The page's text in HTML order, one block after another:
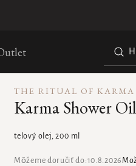
THE RITUAL OF KARMA
Karma Shower Oil
Môžeme doručiť do:10.8.2026
telový olej, 200 ml